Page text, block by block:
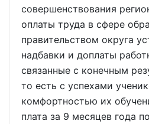
совершенствования
оплаты труда в сфере
правительством округа
надбавки и доплаты
связанные с конечным
то есть с успехами
комфортностью их
плата за 9 месяцев года